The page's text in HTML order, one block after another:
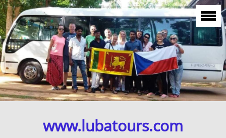
www.lubatours.com